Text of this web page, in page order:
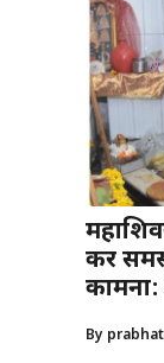
कर
कामना:
By